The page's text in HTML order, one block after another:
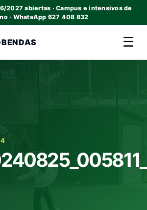
2027 abiertas · Campus e intensivos de
· WhatsApp 627 408 832
☰